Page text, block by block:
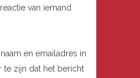
van iemand
en emailadres in
te zijn dat het bericht